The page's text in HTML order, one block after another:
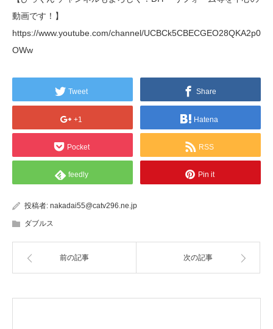
動画です！】
https://www.youtube.com/channel/UCBCk5CBECGEO28QKA2p0
OWw
Tweet Share
+1 Hatena
Pocket RSS
feedly Pin it
投稿者: nakadai55@catv296.ne.jp
ダブルス
前の記事 次の記事